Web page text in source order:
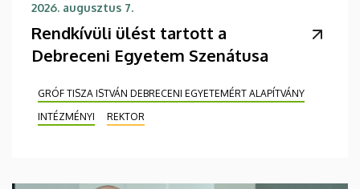
2026. augusztus 7.
Rendkívüli ülést tartott a
Debreceni Egyetem Szenátusa
GRÓF TISZA ISTVÁN DEBRECENI EGYETEMÉRT ALAPÍTVÁNY
INTÉZMÉNYI
REKTOR